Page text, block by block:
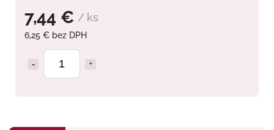
7,44 € / ks
6,25 € bez DPH